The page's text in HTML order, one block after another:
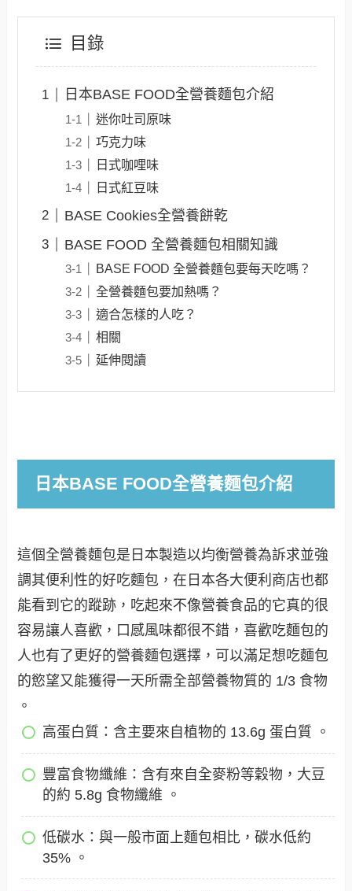
目錄
日本BASE FOOD全營養麵包介紹
迷你吐司原味
巧克力味
日式咖哩味
日式紅豆味
BASE Cookies全營養餅乾
BASE FOOD 全營養麵包相關知識
BASE FOOD 全營養麵包要每天吃嗎？
全營養麵包要加熱嗎？
適合怎樣的人吃？
相關
延伸閱讀
日本BASE FOOD全營養麵包介紹
這個全營養麵包是日本製造以均衡營養為訴求並強
調其便利性的好吃麵包，在日本各大便利商店也都
能看到它的蹤跡，吃起來不像營養食品的它真的很
容易讓人喜歡，口感風味都很不錯，喜歡吃麵包的
人也有了更好的營養麵包選擇，可以滿足想吃麵包
的慾望又能獲得一天所需全部營養物質的 1/3 食物
。
高蛋白質：含主要來自植物的 13.6g 蛋白質 。
豐富食物纖維：含有來自全麥粉等穀物，大豆
的約 5.8g 食物纖維 。
低碳水：與一般市面上麵包相比，碳水低約
35% 。